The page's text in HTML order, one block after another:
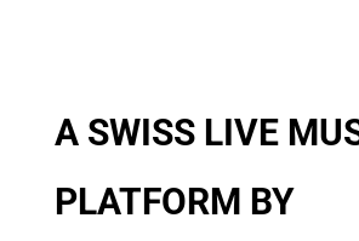
A SWISS LIVE
PLATFORM BY